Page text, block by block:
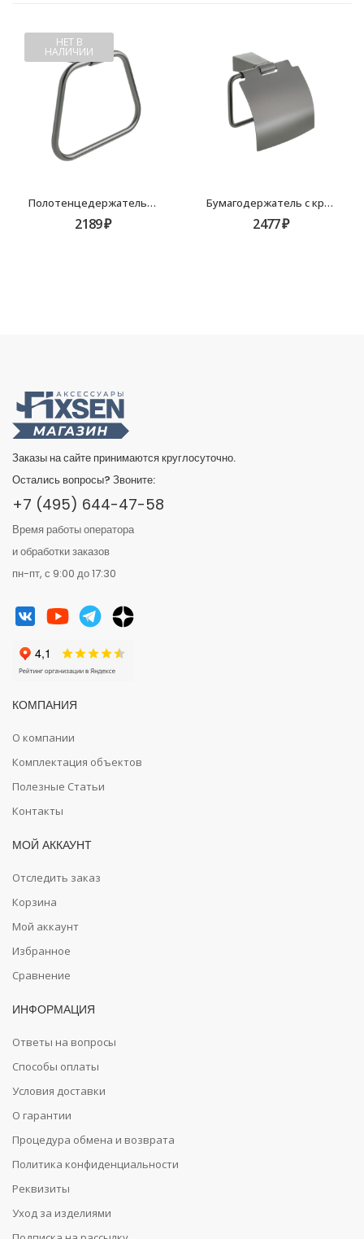
НЕТ В
НАЛИЧИИ
Полотенцедержатель кольцо Fixsen Trend Graphite FX-98011
2189₽
Бумагодержатель с крышкой Fixsen Trend Graphite FX-98010
2477₽
Заказы на сайте принимаются круглосуточно.
Остались вопросы? Звоните:
+7 (495) 644-47-58
Время работы оператора
и обработки заказов
пн-пт, с 9:00 до 17:30
КОМПАНИЯ
О компании
Комплектация объектов
Полезные Статьи
Контакты
МОЙ АККАУНТ
Отследить заказ
Корзина
Мой аккаунт
Избранное
Сравнение
ИНФОРМАЦИЯ
Ответы на вопросы
Способы оплаты
Условия доставки
О гарантии
Процедура обмена и возврата
Политика конфиденциальности
Реквизиты
Уход за изделиями